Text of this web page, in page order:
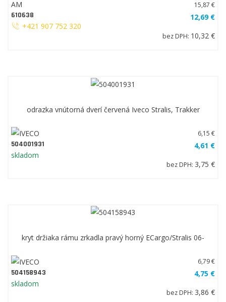
AM
610638
+421 907 752 320
15,87 €
12,69 €
bez DPH: 10,32 €
odrazka vnútorná dverí červená Iveco Stralis, Trakker
504001931
skladom
6,15 €
4,61 €
bez DPH: 3,75 €
kryt držiaka rámu zrkadla pravý horný ECargo/Stralis 06-
504158943
skladom
6,79 €
4,75 €
bez DPH: 3,86 €